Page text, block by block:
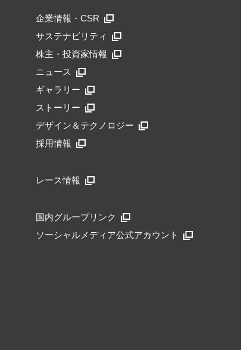
企業情報・CSR
サステナビリティ
株主・投資家情報
ニュース
ギャラリー
ストーリー
デザイン＆テクノロジー
採用情報
レース情報
国内グループリンク
ソーシャルメディア公式アカウント